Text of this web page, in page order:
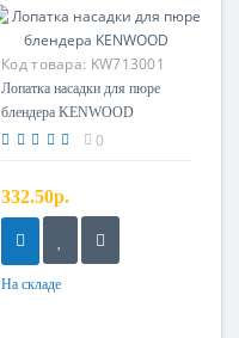
Код товара: KW713001
Лопатка насадки для пюре
блендера KENWOOD
0
332.50р.
На складе